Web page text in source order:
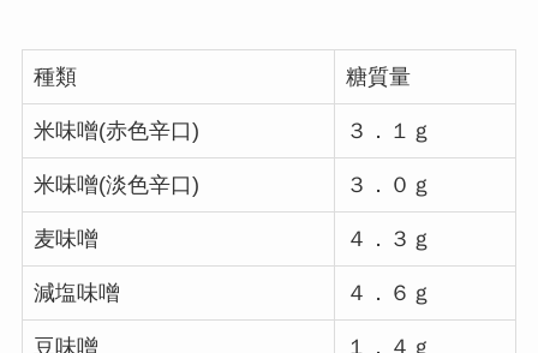
種類 糖質量
米味噌(赤色辛口) ３．１ｇ
米味噌(淡色辛口) ３．０ｇ
麦味噌 ４．３ｇ
減塩味噌 ４．６ｇ
豆味噌 １．４ｇ